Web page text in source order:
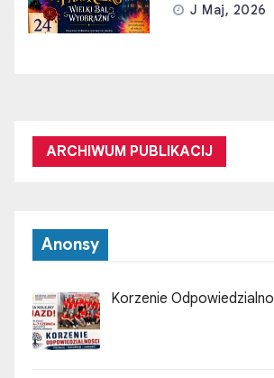
J Maj, 2026
ARCHIWUM PUBLIKACIJ
Anonsy
Korzenie